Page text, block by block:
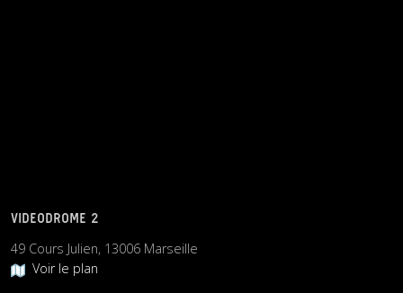
VIDEODROME 2
49 Cours Julien, 13006 Marseille
Voir le plan